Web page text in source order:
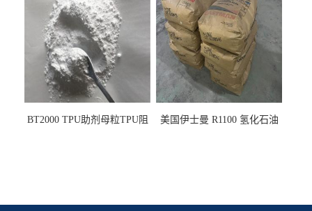
变耐黄剂
变剂 抗黄变耐黄剂
BT2000 TPU助剂母粒TPU阻
美国伊士曼 R1100 氢化石油